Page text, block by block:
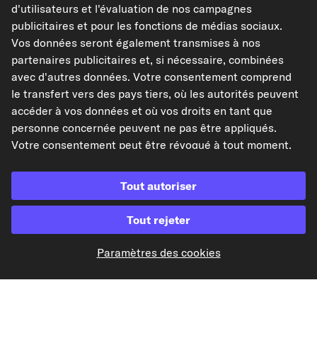
Modes de paiement acceptés
Nos partenaires d'expédition
kfzteile24.at
d'utilisateurs et l'évaluation de nos campagnes
publicitaires et pour les fonctions de médias sociaux.
Vos données seront également transmises à nos
partenaires publicitaires et, si nécessaire, combinées
avec d'autres données. Votre consentement comprend
le transfert vers des pays tiers, où les autorités peuvent
accéder à vos données et où vos droits en tant que
personne concernée peuvent ne pas être appliqués.
Votre consentement peut être révoqué à tout moment.
Tout autoriser
Tout rejeter
Paramètres des cookies